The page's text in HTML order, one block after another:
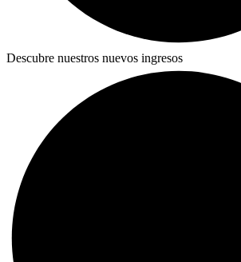
Descubre nuestros nuevos ingresos